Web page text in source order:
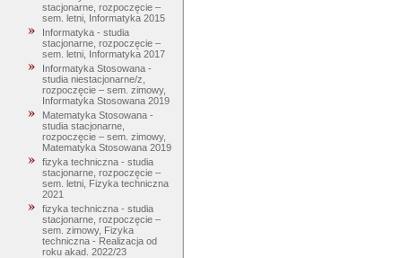
stacjonarne, rozpoczęcie –
sem. letni, Informatyka 2015
Informatyka - studia
stacjonarne, rozpoczęcie –
sem. letni, Informatyka 2017
Informatyka Stosowana -
studia niestacjonarne/z,
rozpoczęcie – sem. zimowy,
Informatyka Stosowana 2019
Matematyka Stosowana -
studia stacjonarne,
rozpoczęcie – sem. zimowy,
Matematyka Stosowana 2019
fizyka techniczna - studia
stacjonarne, rozpoczęcie –
sem. letni, Fizyka techniczna
2021
fizyka techniczna - studia
stacjonarne, rozpoczęcie –
sem. zimowy, Fizyka
techniczna - Realizacja od
roku akad. 2022/23